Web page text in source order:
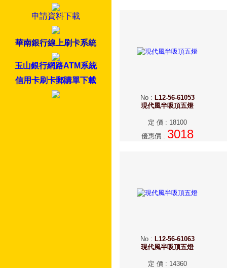
申請資料下載
華南銀行線上刷卡系統
玉山銀行網路ATM系統
信用卡刷卡郵購單下載
No: L12-56-61053
現代風半吸頂五燈
定 價: 18100
優惠價: 3018
No: L12-56-61063
現代風半吸頂五燈
定 價: 14360